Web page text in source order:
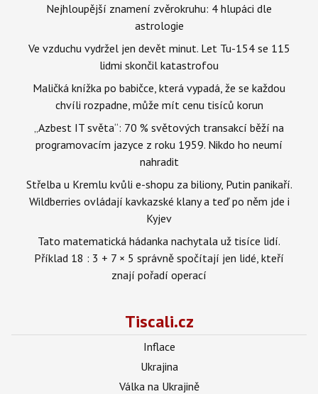
Nejhloupější znamení zvěrokruhu: 4 hlupáci dle
astrologie
Ve vzduchu vydržel jen devět minut. Let Tu-154 se 115
lidmi skončil katastrofou
Maličká knížka po babičce, která vypadá, že se každou
chvíli rozpadne, může mít cenu tisíců korun
„Azbest IT světa“: 70 % světových transakcí běží na
programovacím jazyce z roku 1959. Nikdo ho neumí
nahradit
Střelba u Kremlu kvůli e-shopu za biliony, Putin panikaří.
Wildberries ovládají kavkazské klany a teď po něm jde i
Kyjev
Tato matematická hádanka nachytala už tisíce lidí.
Příklad 18 : 3 + 7 × 5 správně spočítají jen lidé, kteří
znají pořadí operací
Tiscali.cz
Inflace
Ukrajina
Válka na Ukrajině